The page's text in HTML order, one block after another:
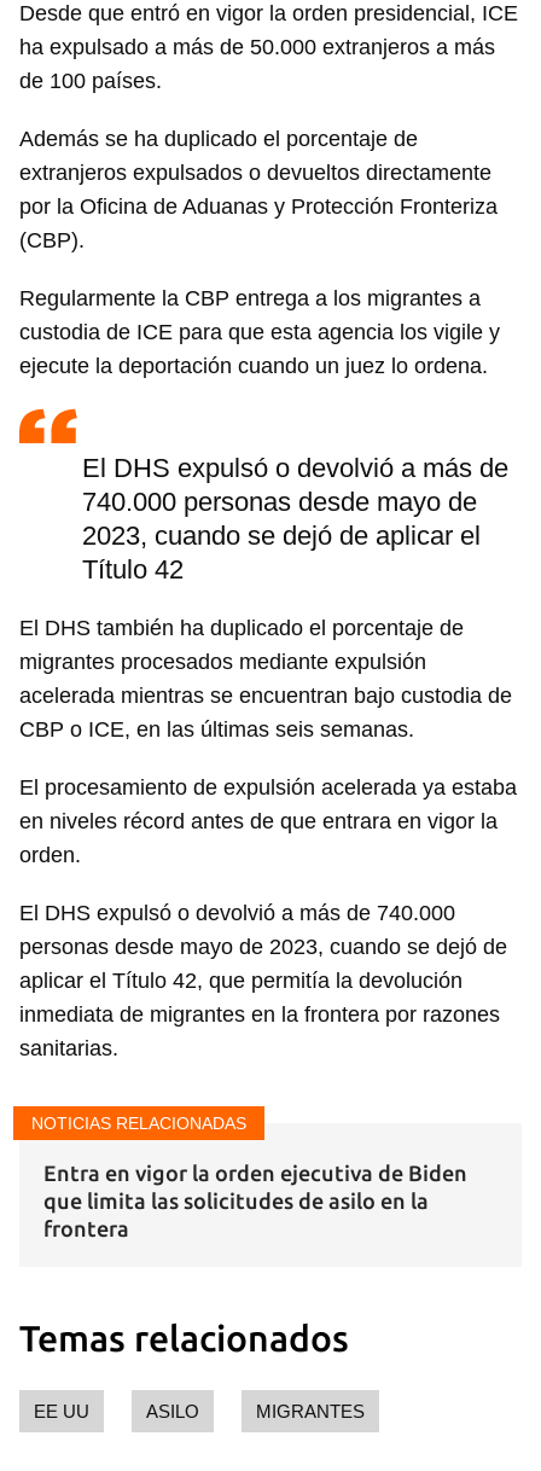
Guardar como favorito
iniciar sesión con tu cuenta de 14ymedio.
Desde que entró en vigor la orden presidencial, ICE
ha expulsado a más de 50.000 extranjeros a más
de 100 países.
Además se ha duplicado el porcentaje de
extranjeros expulsados o devueltos directamente
por la Oficina de Aduanas y Protección Fronteriza
(CBP).
Regularmente la CBP entrega a los migrantes a
custodia de ICE para que esta agencia los vigile y
ejecute la deportación cuando un juez lo ordena.
El DHS expulsó o devolvió a más de
740.000 personas desde mayo de
2023, cuando se dejó de aplicar el
Título 42
El DHS también ha duplicado el porcentaje de
migrantes procesados mediante expulsión
acelerada mientras se encuentran bajo custodia de
CBP o ICE, en las últimas seis semanas.
El procesamiento de expulsión acelerada ya estaba
en niveles récord antes de que entrara en vigor la
orden.
El DHS expulsó o devolvió a más de 740.000
personas desde mayo de 2023, cuando se dejó de
aplicar el Título 42, que permitía la devolución
inmediata de migrantes en la frontera por razones
sanitarias.
NOTICIAS RELACIONADAS
Entra en vigor la orden ejecutiva de Biden
que limita las solicitudes de asilo en la
frontera
Temas relacionados
EE UU ASILO MIGRANTES